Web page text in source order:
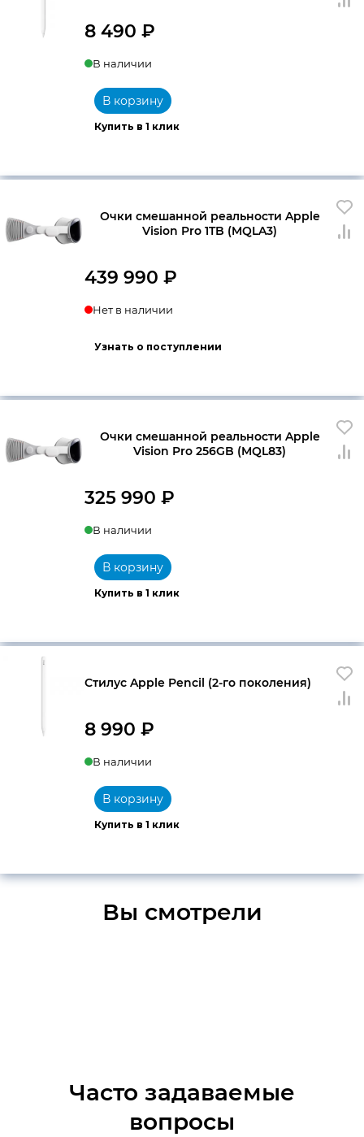
8 490 ₽
В наличии
Купить в 1 клик
В корзину
Очки смешанной реальности Apple
Vision Pro 1TB (MQLA3)
439 990 ₽
Нет в наличии
Узнать о поступлении
Очки смешанной реальности Apple
Vision Pro 256GB (MQL83)
325 990 ₽
В наличии
Купить в 1 клик
В корзину
Стилус Apple Pencil (2-го поколения)
8 990 ₽
В наличии
Купить в 1 клик
В корзину
Вы смотрели
Часто задаваемые
вопросы